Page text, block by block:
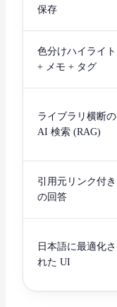
保存
色分けハイライト
+ メモ + タグ
ライブラリ横断の
AI 検索 (RAG)
引用元リンク付き
の回答
日本語に最適化さ
れた UI